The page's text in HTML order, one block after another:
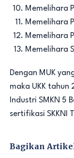
Memelihara
Memelihara
Memelihara
Memelihara
Dengan MUK
maka UKK tahun
Industri SMKN 5
sertifikasi SKKNI
Bagikan